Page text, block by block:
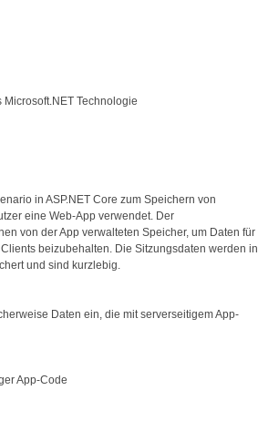
Technologie
in ASP.NET Core zum Speichern von
eine Web-App verwendet. Der
von der App verwalteten Speicher, um Daten für
beizubehalten. Die Sitzungsdaten werden in
und sind kurzlebig.
Daten ein, die mit serverseitigem App-
App-Code